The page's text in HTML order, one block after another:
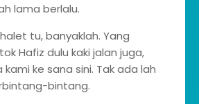
lama berlalu.
tu, banyaklah. Yang
Hafiz dulu kaki jalan juga,
ke sana sini. Tak ada lah
bintang.